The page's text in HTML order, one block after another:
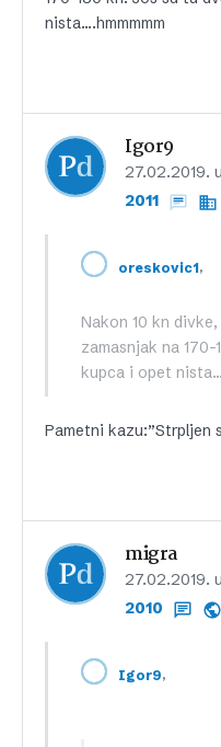
nista….hmmmmm
Igor9
27.02.2019.
2011
oreskovic1,
Nakon 10 kn
zamasnjak na
kupca i opet
Pametni kazu:”Strpljen
migra
27.02.2019.
2010
Igor9,